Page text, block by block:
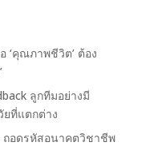
‘คุณภาพชีวิต’ ต้อง
ลูกทีมอย่างมี
ที่แตกต่าง
ถอดรหัสอนาคตวิชาชีพ